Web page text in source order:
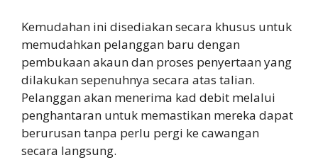
Kemudahan ini disediakan secara khusus untuk
memudahkan pelanggan baru dengan
pembukaan akaun dan proses penyertaan yang
dilakukan sepenuhnya secara atas talian.
Pelanggan akan menerima kad debit melalui
penghantaran untuk memastikan mereka dapat
berurusan tanpa perlu pergi ke cawangan
secara langsung.